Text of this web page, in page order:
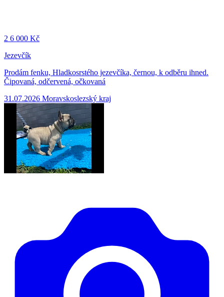
2 6 000 Kč
Jezevčík
Prodám fenku, Hladkosrstého jezevčíka, černou, k odběru ihned.
Čipovaná, odčervená, očkovaná
31.07.2026 Moravskoslezský kraj